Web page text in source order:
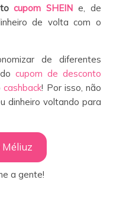
cupom SHEIN e, de
de volta com o
de diferentes
cupom de desconto
cashback! Por isso, não
dinheiro voltando para
a gente!